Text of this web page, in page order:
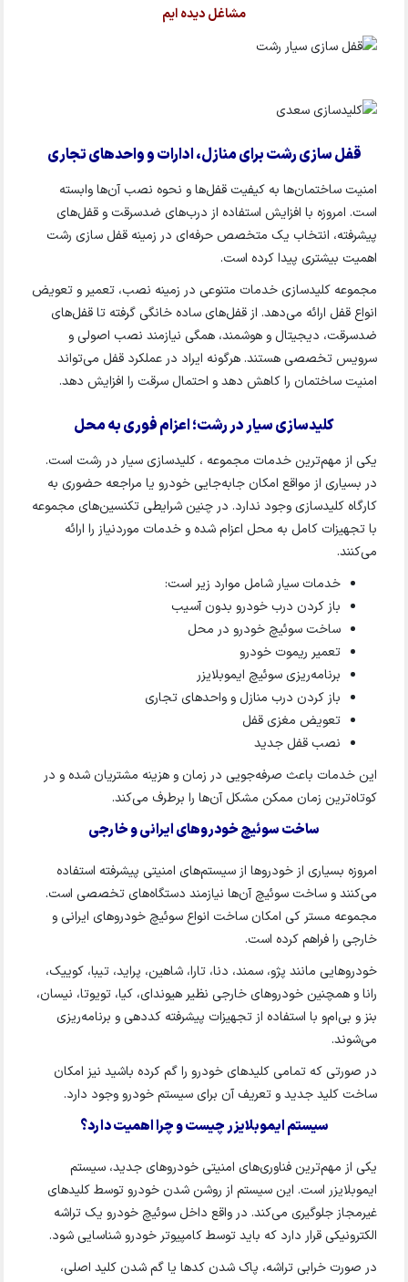
مشاغل دیده ایم
قفل سازی رشت برای منازل، ادارات و واحدهای تجاری
امنیت ساختمان‌ها به کیفیت قفل‌ها و نحوه نصب آن‌ها وابسته
است. امروزه با افزایش استفاده از درب‌های ضدسرقت و قفل‌های
پیشرفته، انتخاب یک متخصص حرفه‌ای در زمینه قفل سازی رشت
اهمیت بیشتری پیدا کرده است.
مجموعه کلیدسازی خدمات متنوعی در زمینه نصب، تعمیر و تعویض
انواع قفل ارائه می‌دهد. از قفل‌های ساده خانگی گرفته تا قفل‌های
ضدسرقت، دیجیتال و هوشمند، همگی نیازمند نصب اصولی و
سرویس تخصصی هستند. هرگونه ایراد در عملکرد قفل می‌تواند
امنیت ساختمان را کاهش دهد و احتمال سرقت را افزایش دهد.
کلیدسازی سیار در رشت؛ اعزام فوری به محل
یکی از مهم‌ترین خدمات مجموعه ، کلیدسازی سیار در رشت است.
در بسیاری از مواقع امکان جابه‌جایی خودرو یا مراجعه حضوری به
کارگاه کلیدسازی وجود ندارد. در چنین شرایطی تکنسین‌های مجموعه
با تجهیزات کامل به محل اعزام شده و خدمات موردنیاز را ارائه
می‌کنند.
خدمات سیار شامل موارد زیر است:
باز کردن درب خودرو بدون آسیب
ساخت سوئیچ خودرو در محل
تعمیر ریموت خودرو
برنامه‌ریزی سوئیچ ایموبلایزر
باز کردن درب منازل و واحدهای تجاری
تعویض مغزی قفل
نصب قفل جدید
این خدمات باعث صرفه‌جویی در زمان و هزینه مشتریان شده و در
کوتاه‌ترین زمان ممکن مشکل آن‌ها را برطرف می‌کند.
ساخت سوئیچ خودروهای ایرانی و خارجی
امروزه بسیاری از خودروها از سیستم‌های امنیتی پیشرفته استفاده
می‌کنند و ساخت سوئیچ آن‌ها نیازمند دستگاه‌های تخصصی است.
مجموعه مستر کی امکان ساخت انواع سوئیچ خودروهای ایرانی و
خارجی را فراهم کرده است.
خودروهایی مانند پژو، سمند، دنا، تارا، شاهین، پراید، تیبا، کوییک،
رانا و همچنین خودروهای خارجی نظیر هیوندای، کیا، تویوتا، نیسان،
بنز و بی‌ام‌و با استفاده از تجهیزات پیشرفته کددهی و برنامه‌ریزی
می‌شوند.
در صورتی که تمامی کلیدهای خودرو را گم کرده باشید نیز امکان
ساخت کلید جدید و تعریف آن برای سیستم خودرو وجود دارد.
سیستم ایموبلایزر چیست و چرا اهمیت دارد؟
یکی از مهم‌ترین فناوری‌های امنیتی خودروهای جدید، سیستم
ایموبلایزر است. این سیستم از روشن شدن خودرو توسط کلیدهای
غیرمجاز جلوگیری می‌کند. در واقع داخل سوئیچ خودرو یک تراشه
الکترونیکی قرار دارد که باید توسط کامپیوتر خودرو شناسایی شود.
در صورت خرابی تراشه، پاک شدن کدها یا گم شدن کلید اصلی،